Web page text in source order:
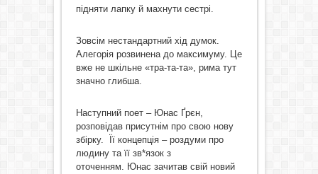
підняти лапку й махнути сестрі.
Зовсім нестандартний хід думок.
Алегорія розвинена до максимуму. Це
вже не шкільне «тра-та-та», рима тут
значно глибша.
Наступний поет – Юнас Ґрєн,
розповідав присутнім про свою нову
збірку. Її концепція – роздуми про
людину та її зв*язок з
оточенням. Юнас зачитав свій новий